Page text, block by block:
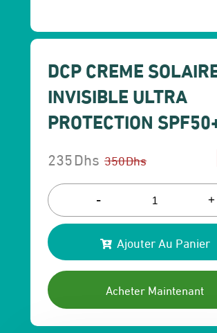
DCP CREME
INVISIBLE ULTRA
PROTECTION
350Dhs
Le
prix
initial
était :
350 Dhs.
235Dhs
Le
prix
actuel
est :
235 Dhs.
- +
Ajouter Au Panier
Acheter Maintenant